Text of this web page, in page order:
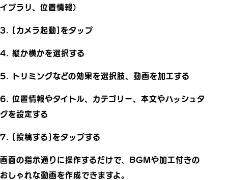
イブラリ、位置情報）
3. [カメラ起動]をタップ
4. 縦か横かを選択する
5. トリミングなどの効果を選択肢、動画を加工する
6. 位置情報やタイトル、カテゴリー、本文やハッシュタ
グを設定する
7. [投稿する]をタップする
画面の指示通りに操作するだけで、BGMや加工付きの
おしゃれな動画を作成できますよ。